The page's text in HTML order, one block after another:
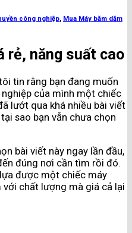
công nghiệp, Mua Máy băm dăm
rẻ, năng suất cao
tin rằng bạn đang muốn
của mình một chiếc
lướt qua khá nhiều bài viết
sao bạn vẫn chưa chọn
bài viết này ngay lần đầu,
đúng nơi cần tìm rồi đó.
được một chiếc máy
chất lượng mà giá cả lại